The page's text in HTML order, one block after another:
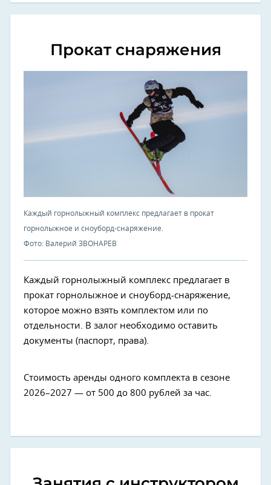
Прокат снаряжения
Каждый горнолыжный комплекс предлагает в прокат
горнолыжное и сноуборд-снаряжение.
Фото: Валерий ЗВОНАРЕВ
Каждый горнолыжный комплекс предлагает в
прокат горнолыжное и сноуборд-снаряжение,
которое можно взять комплектом или по
отдельности. В залог необходимо оставить
документы (паспорт, права).
Стоимость аренды одного комплекта в сезоне
2026–2027 — от 500 до 800 рублей за час.